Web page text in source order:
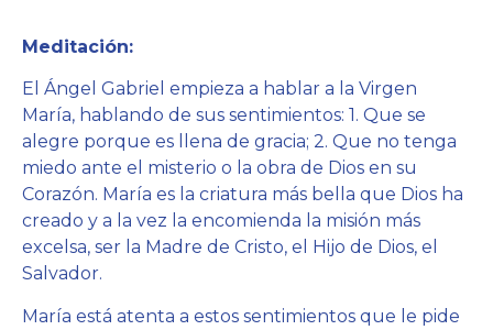
Meditación:
El Ángel Gabriel empieza a hablar a la Virgen
María, hablando de sus sentimientos: 1. Que se
alegre porque es llena de gracia; 2. Que no tenga
miedo ante el misterio o la obra de Dios en su
Corazón. María es la criatura más bella que Dios ha
creado y a la vez la encomienda la misión más
excelsa, ser la Madre de Cristo, el Hijo de Dios, el
Salvador.
María está atenta a estos sentimientos que le pide